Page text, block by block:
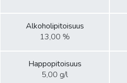
Alkoholipitoisuus
13,00 %
Happopitoisuus
5,00 g/l